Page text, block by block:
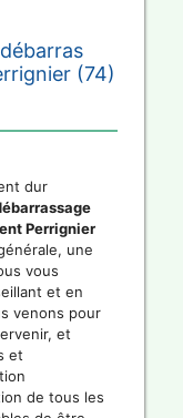
(74)
dur
Perrignier
une
vous
et en
venons pour
et
et
de tous les